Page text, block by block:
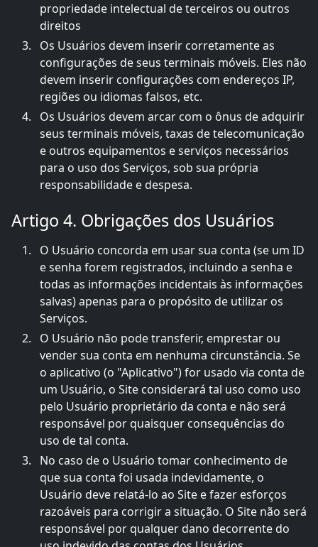
propriedade intelectual de terceiros ou outros
direitos
Os Usuários devem inserir corretamente as
configurações de seus terminais móveis. Eles não
devem inserir configurações com endereços IP,
regiões ou idiomas falsos, etc.
Os Usuários devem arcar com o ônus de adquirir
seus terminais móveis, taxas de telecomunicação
e outros equipamentos e serviços necessários
para o uso dos Serviços, sob sua própria
responsabilidade e despesa.
Artigo 4. Obrigações dos Usuários
O Usuário concorda em usar sua conta (se um ID
e senha forem registrados, incluindo a senha e
todas as informações incidentais às informações
salvas) apenas para o propósito de utilizar os
Serviços.
O Usuário não pode transferir, emprestar ou
vender sua conta em nenhuma circunstância. Se
o aplicativo (o "Aplicativo") for usado via conta de
um Usuário, o Site considerará tal uso como uso
pelo Usuário proprietário da conta e não será
responsável por quaisquer consequências do
uso de tal conta.
No caso de o Usuário tomar conhecimento de
que sua conta foi usada indevidamente, o
Usuário deve relatá-lo ao Site e fazer esforços
razoáveis para corrigir a situação. O Site não será
responsável por qualquer dano decorrente do